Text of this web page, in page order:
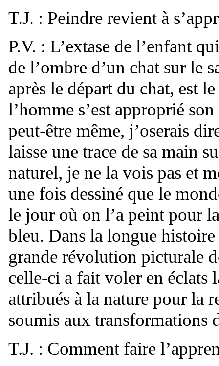
T.J. : Peindre revient à
P.V. : L’extase de l’enfant
de l’ombre d’un chat sur le
après le départ du chat, est
l’homme s’est approprié
peut-être même, j’oserais
laisse une trace de sa main
naturel, je ne la vois pas et
une fois dessiné que le
le jour où on l’a peint pour
bleu. Dans la longue
grande révolution picturale
celle-ci a fait voler en éclats
attribués à la nature pour la
soumis aux transformations
T.J. : Comment faire